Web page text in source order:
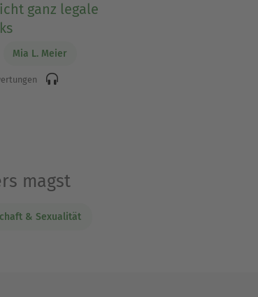
ganz legale
Mia L. Meier
magst
& Sexualität